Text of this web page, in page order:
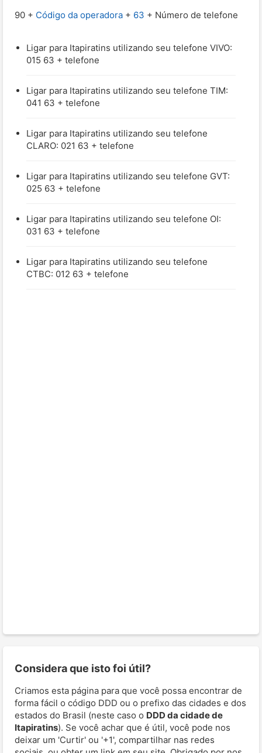
90 + Código da operadora + 63 + Número de telefone
Ligar para Itapiratins utilizando seu telefone VIVO:
015 63 + telefone
Ligar para Itapiratins utilizando seu telefone TIM:
041 63 + telefone
Ligar para Itapiratins utilizando seu telefone
CLARO: 021 63 + telefone
Ligar para Itapiratins utilizando seu telefone GVT:
025 63 + telefone
Ligar para Itapiratins utilizando seu telefone OI:
031 63 + telefone
Ligar para Itapiratins utilizando seu telefone
CTBC: 012 63 + telefone
Considera que isto foi útil?
Criamos esta página para que você possa encontrar de
forma fácil o código DDD ou o prefixo das cidades e dos
estados do Brasil (neste caso o DDD da cidade de
Itapiratins). Se você achar que é útil, você pode nos
deixar um 'Curtir' ou '+1', compartilhar nas redes